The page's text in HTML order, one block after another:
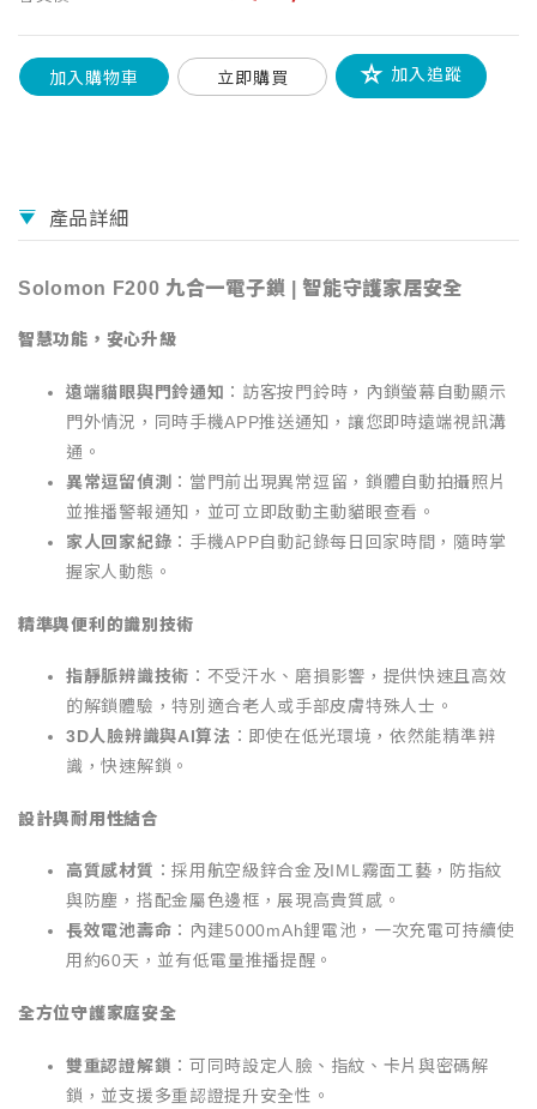
加入購物車 立即購買 加入追蹤
產品詳細
Solomon F200 九合一電子鎖 | 智能守護家居安全
智慧功能，安心升級
遠端貓眼與門鈴通知 ：訪客按門鈴時，內鎖螢幕自動顯示
門外情況，同時手機APP推送通知，讓您即時遠端視訊溝
通。
異常逗留偵測 ：當門前出現異常逗留，鎖體自動拍攝照片
並推播警報通知，並可立即啟動主動貓眼查看。
家人回家紀錄 ：手機APP自動記錄每日回家時間，隨時掌
握家人動態。
精準與便利的識別技術
指靜脈辨識技術 ：不受汗水、磨損影響，提供快速且高效
的解鎖體驗，特別適合老人或手部皮膚特殊人士。
3D人臉辨識與AI算法 ：即使在低光環境，依然能精準辨
識，快速解鎖。
設計與耐用性結合
高質感材質 ：採用航空級鋅合金及IML霧面工藝，防指紋
與防塵，搭配金屬色邊框，展現高貴質感。
長效電池壽命 ：內建5000mAh鋰電池，一次充電可持續使
用約60天，並有低電量推播提醒。
全方位守護家庭安全
雙重認證解鎖 ：可同時設定人臉、指紋、卡片與密碼解
鎖，並支援多重認證提升安全性。